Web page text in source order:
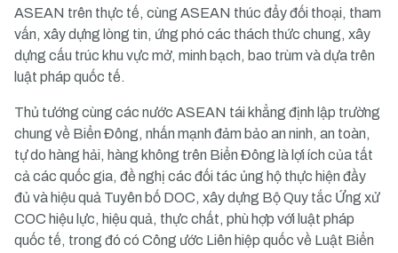
ASEAN trên thực tế, cùng ASEAN thúc đẩy đối thoại, tham
vấn, xây dựng lòng tin, ứng phó các thách thức chung, xây
dựng cấu trúc khu vực mở, minh bạch, bao trùm và dựa trên
luật pháp quốc tế.
Thủ tướng cùng các nước ASEAN tái khẳng định lập trường
chung về Biển Đông, nhấn mạnh đảm bảo an ninh, an toàn,
tự do hàng hải, hàng không trên Biển Đông là lợi ích của tất
cả các quốc gia, đề nghị các đối tác ủng hộ thực hiện đầy
đủ và hiệu quả Tuyên bố DOC, xây dựng Bộ Quy tắc Ứng xử
COC hiệu lực, hiệu quả, thực chất, phù hợp với luật pháp
quốc tế, trong đó có Công ước Liên hiệp quốc về Luật Biển